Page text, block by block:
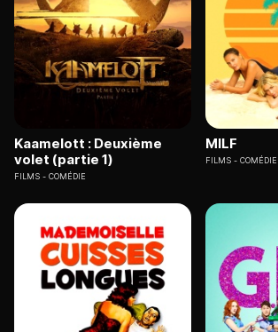
Kaamelott : Deuxième
volet (partie 1)
FILMS COMÉDIE
MILF
FILMS COMÉDIE